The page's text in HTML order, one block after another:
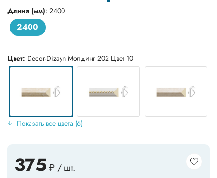
Длина (мм): 2400
2400
Цвет: Decor-Dizayn Молдинг 202 Цвет 10
Показать все цвета (6)
375 ₽ / шт.